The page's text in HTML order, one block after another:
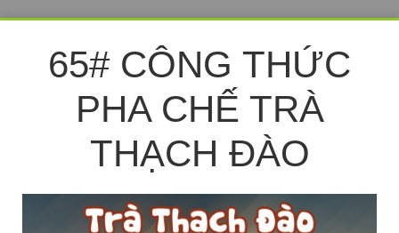
65# CÔNG THỨC
PHA CHẾ TRÀ
THẠCH ĐÀO